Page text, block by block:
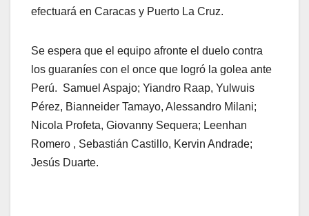
efectuará en Caracas y Puerto La Cruz.
Se espera que el equipo afronte el duelo contra
los guaraníes con el once que logró la golea ante
Perú. Samuel Aspajo; Yiandro Raap, Yulwuis
Pérez, Bianneider Tamayo, Alessandro Milani;
Nicola Profeta, Giovanny Sequera; Leenhan
Romero , Sebastián Castillo, Kervin Andrade;
Jesús Duarte.